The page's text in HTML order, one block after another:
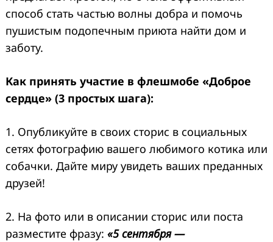
способ стать частью волны добра и помочь
пушистым подопечным приюта найти дом и
заботу.
Как принять участие в флешмобе «Доброе
сердце» (3 простых шага):
1. Опубликуйте в своих сторис в социальных
сетях фотографию вашего любимого котика или
собачки. Дайте миру увидеть ваших преданных
друзей!
2. На фото или в описании сторис или поста
разместите фразу: «5 сентября —